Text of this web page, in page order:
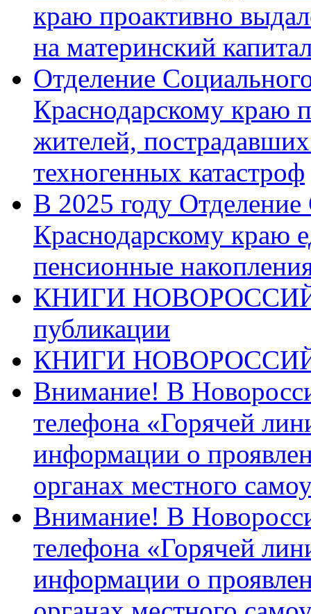
краю проактивно
на материнский
Отделение
Краснодарскому краю
жителей,
техногенных катастроф
В 2025 году
Краснодарскому краю
пенсионные
КНИГИ
публикации
КНИГИ
Внимание! В
телефона «Горячей
информации о
органах местного
Внимание! В
телефона «Горячей
информации о